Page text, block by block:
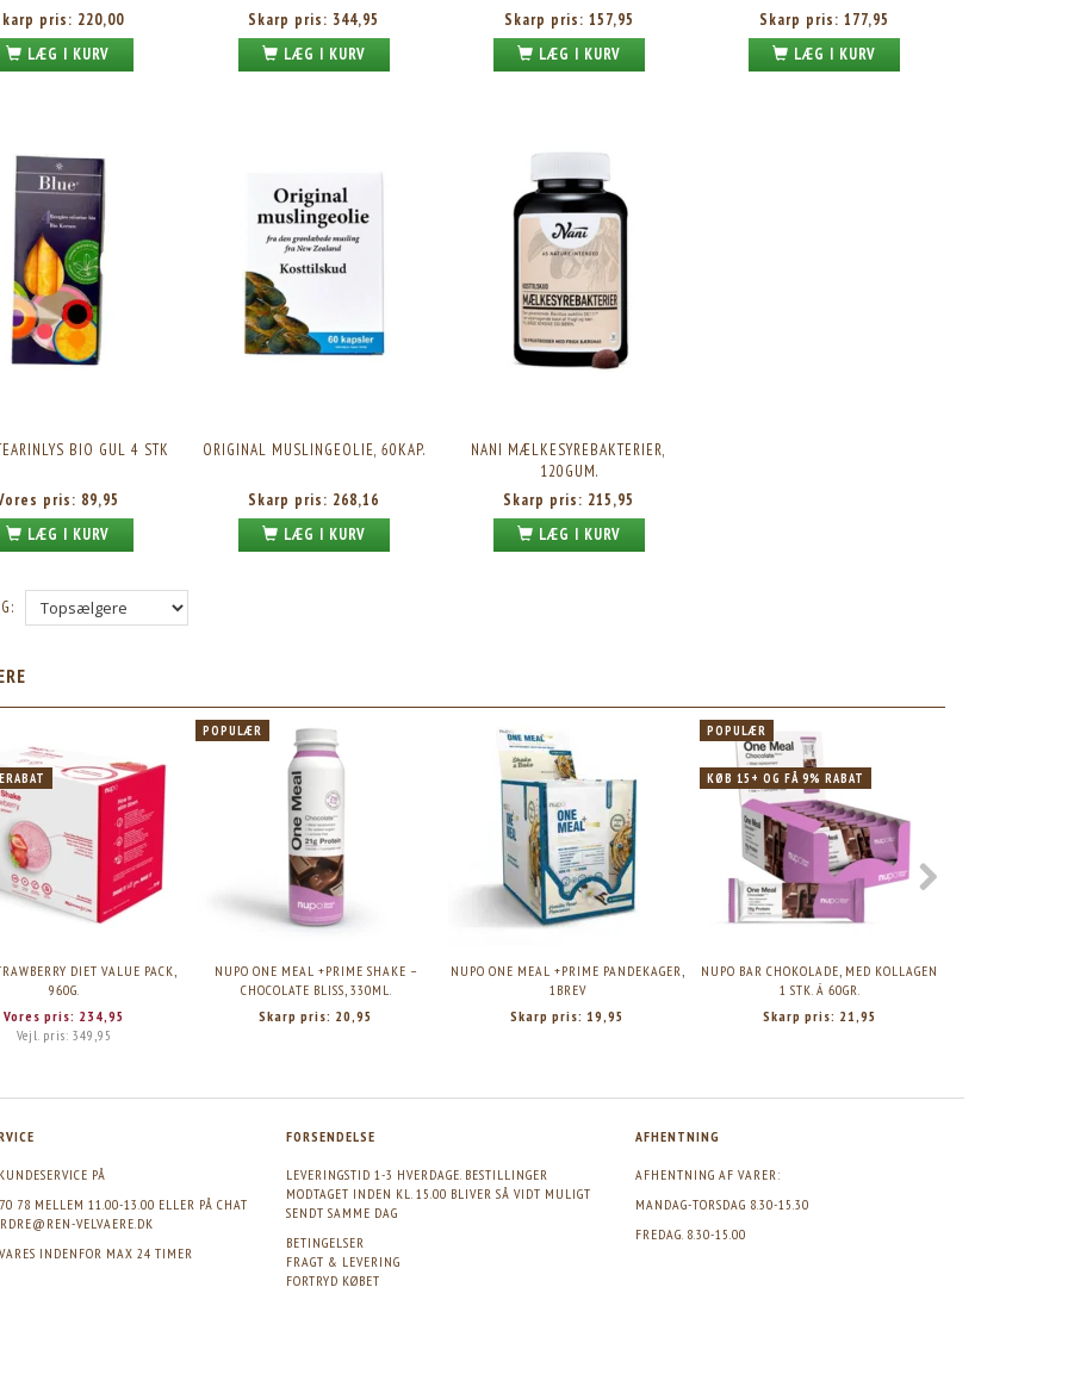
pris: 220,00
LÆG I KURV
Skarp pris: 344,95
LÆG I KURV
Skarp pris: 157,95
LÆG I KURV
Skarp pris:177,95
LÆG I KURV
BIO GUL 4 STK
pris: 89,95
LÆG I KURV
ORIGINAL MUSLINGEOLIE, 60KAP.
Skarp pris: 268,16
LÆG I KURV
NANI MÆLKESYREBAKTERIER,
120GUM.
Skarp pris: 215,95
LÆG I KURV
DIET VALUE PACK,
960G.
Vores pris: 234,95
Vejl. pris: 349,95
POPULÆR
NUPO ONE MEAL +PRIME SHAKE –
CHOCOLATE BLISS, 330ML.
Skarp pris: 20,95
NUPO ONE MEAL +PRIME PANDEKAGER,
1BREV
Skarp pris:19,95
POPULÆR
KØB 15+ OG FÅ 9% RABAT
NUPO BAR CHOKOLADE, MED KOLLAGEN
1 STK. Á 60GR.
Skarp pris: 21,95
PÅ
78 MELLEM 11.00-13.00 ELLER PÅ CHAT
VELVAERE.DK
INDENFOR MAX 24 TIMER
FORSENDELSE
LEVERINGSTID 1-3 HVERDAGE. BESTILLINGER
MODTAGET INDEN KL. 15.00 BLIVER SÅ VIDT MULIGT
SENDT SAMME DAG
BETINGELSER
FRAGT & LEVERING
FORTRYD KØBET
AFHENTNING
AFHENTNING AF VARER:
MANDAG-TORSDAG 8.30-15.30
FREDAG. 8.30-15.00